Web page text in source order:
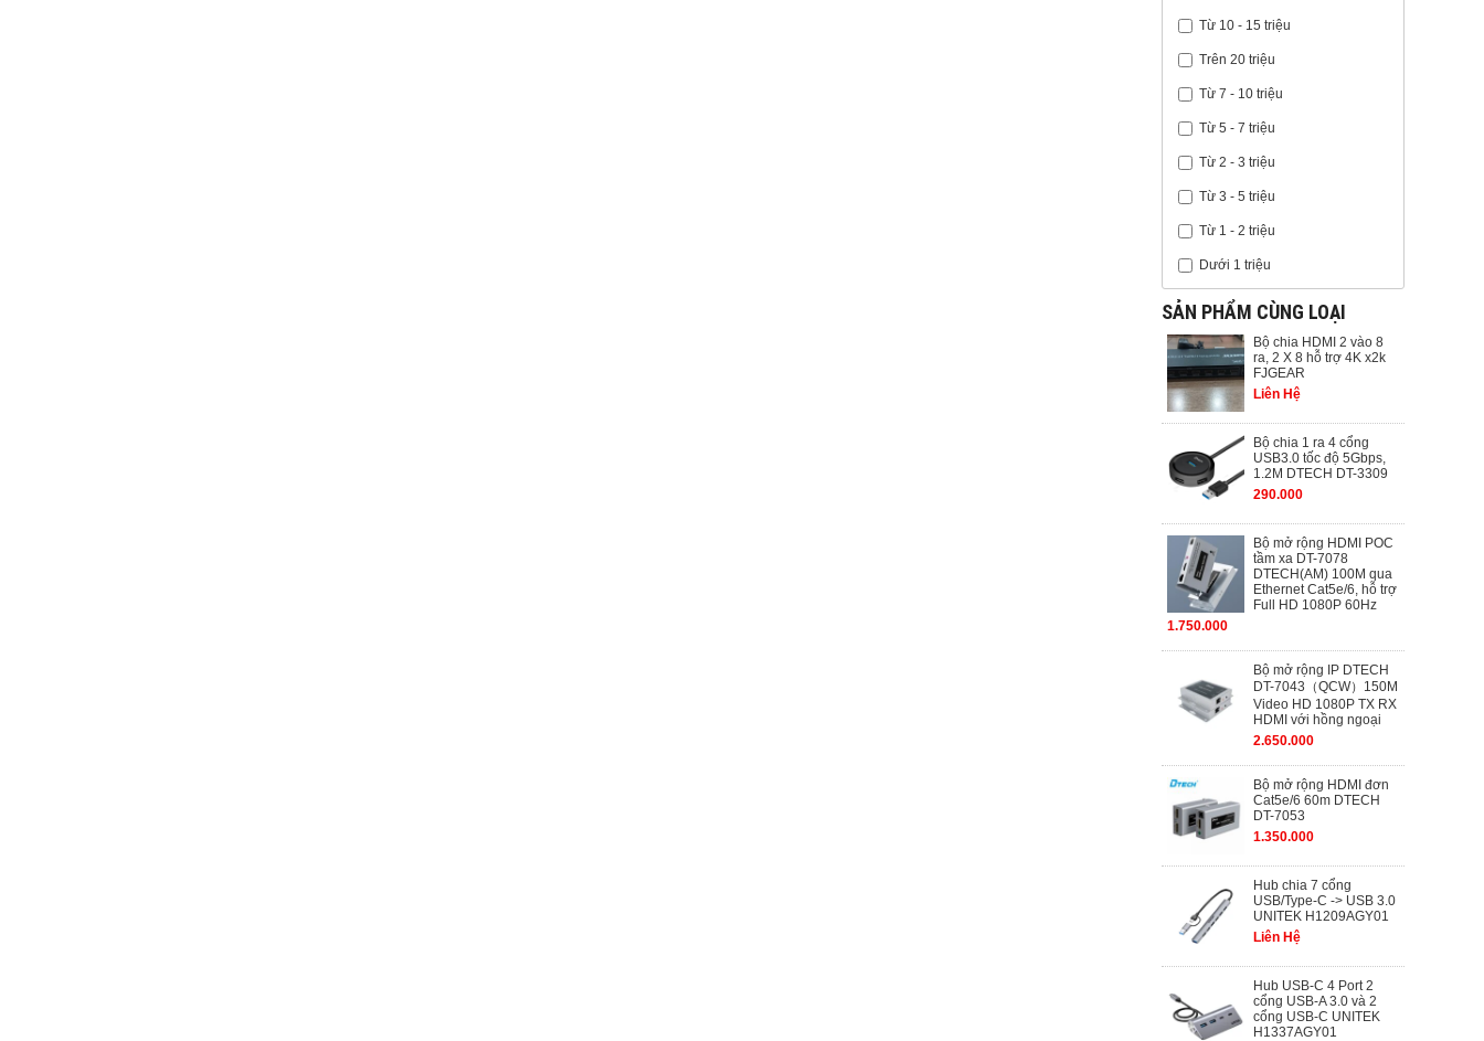
Từ 10 - 15 triệu
Trên 20 triệu
Từ 7 - 10 triệu
Từ 5 - 7 triệu
Từ 2 - 3 triệu
Từ 3 - 5 triệu
Từ 1 - 2 triệu
Dưới 1 triệu
SẢN PHẨM CÙNG LOẠI
Bộ chia HDMI 2 vào 8
ra, 2 X 8 hỗ trợ 4K x2k
FJGEAR
Liên Hệ
Bộ chia 1 ra 4 cổng
USB3.0 tốc độ 5Gbps,
1.2M DTECH DT-3309
290.000
Bộ mở rộng HDMI POC
tầm xa DT-7078
DTECH(AM) 100M qua
Ethernet Cat5e/6, hỗ trợ
Full HD 1080P 60Hz
1.750.000
Bộ mở rộng IP DTECH
DT-7043（QCW）150M
Video HD 1080P TX RX
HDMI với hồng ngoại
2.650.000
Bộ mở rộng HDMI đơn
Cat5e/6 60m DTECH
DT-7053
1.350.000
Hub chia 7 cổng
USB/Type-C -> USB 3.0
UNITEK H1209AGY01
Liên Hệ
Hub USB-C 4 Port 2
cổng USB-A 3.0 và 2
cổng USB-C UNITEK
H1337AGY01